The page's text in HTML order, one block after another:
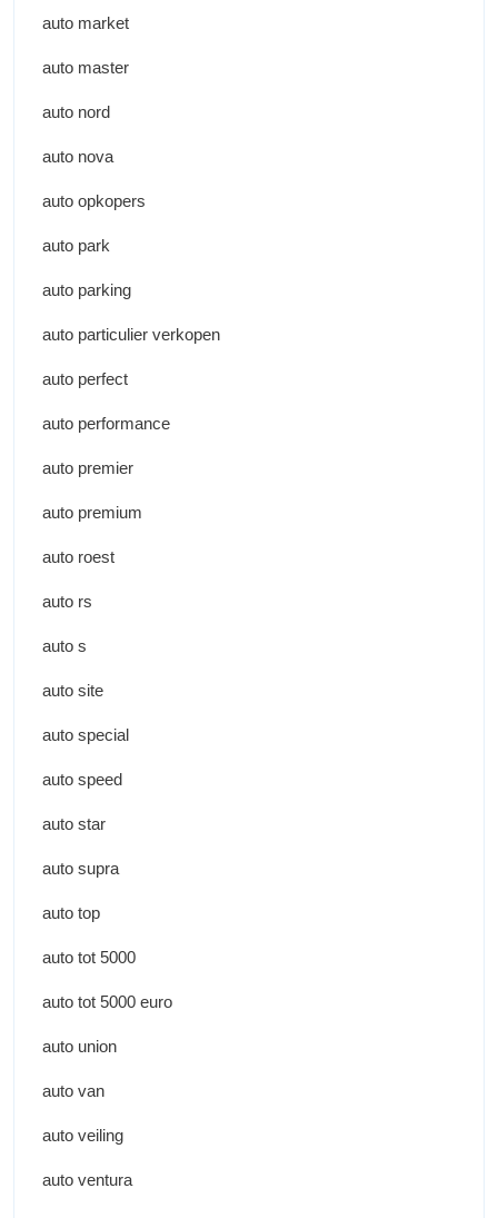
auto market
auto master
auto nord
auto nova
auto opkopers
auto park
auto parking
auto particulier verkopen
auto perfect
auto performance
auto premier
auto premium
auto roest
auto rs
auto s
auto site
auto special
auto speed
auto star
auto supra
auto top
auto tot 5000
auto tot 5000 euro
auto union
auto van
auto veiling
auto ventura